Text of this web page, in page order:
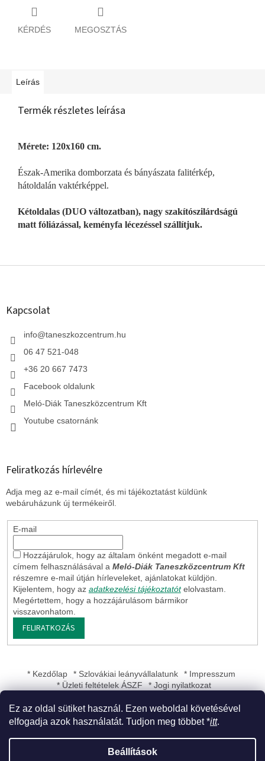
Ez az oldal sütiket használ. Ezen weboldal követésével
elfogadja azok használatát. Tudjon meg többet *itt.
Beállítások
KÉRDÉS MEGOSZTÁS
Leírás
Termék részletes leírása
Mérete: 120x160 cm.
Észak-Amerika domborzata és bányászata falitérkép,
hátoldalán vaktérképpel.
Kétoldalas (DUO változatban), nagy szakítószilárdságú
matt fóliázással, keményfa lécezéssel szállítjuk.
L
Kapcsolat
info@taneszkozcentrum.hu
06 47 521-048
+36 20 667 7473
Facebook oldalunk
Meló-Diák Taneszközcentrum Kft
Youtube csatornánk
Feliratkozás hírlevélre
Adja meg az e-mail címét, és mi tájékoztatást küldünk
webáruházunk új termékeiről.
E-mail
Hozzájárulok, hogy az általam önként megadott e-mail
címem felhasználásával a Meló-Diák Taneszközcentrum Kft
részemre e-mail útján hírleveleket, ajánlatokat küldjön.
Kijelentem, hogy az adatkezelési tájékoztatót elolvastam.
Megértettem, hogy a hozzájárulásom bármikor
visszavonhatom.
FELIRATKOZÁS
* Kezdőlap * Szlovákiai leányvállalatunk
* Impresszum
* Üzleti feltételek ÁSZF
* Jogi nyilatkozat